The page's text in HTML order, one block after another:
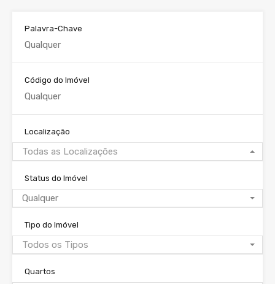
Palavra-Chave
Código do Imóvel
Localização
Todas as Localizações
Status do Imóvel
Qualquer
Tipo do Imóvel
Todos os Tipos
Quartos